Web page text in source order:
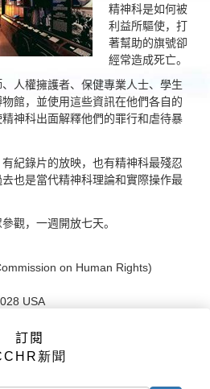
精神科是如何被
利益所驅使，打
著幫助的旗號卻
經常造成死亡。
人權擁護者、保健專業人士、學生
館，並使用這些資訊在他們各自的
神科出面解釋他們的罪行和虐待暴
紀錄片的放映，也有精神科最殘忍
也是當代精神科理論和實際操作最
觀，一週開放七天。
on Human Rights)
USA
晚上九點，
上六點
訂閱
新聞